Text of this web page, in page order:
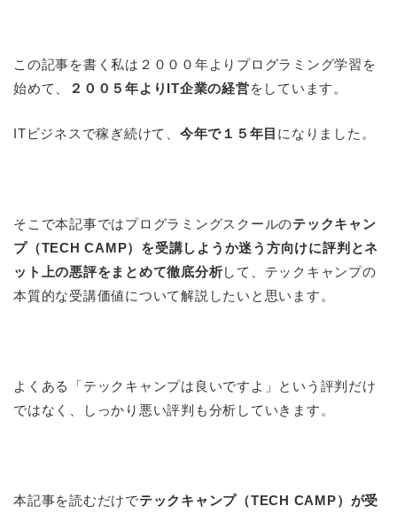
この記事を書く私は２０００年よりプログラミング学習を
始めて、
２００５年よりIT企業の経営をしています。
ITビジネスで稼ぎ続けて、 今年で１５年目 になりました。
そこで本記事ではプログラミングスクールのテックキャン
プ（TECH CAMP）を受講しようか迷う方向けに評判とネ
ット上の悪評をまとめて徹底分析して、テックキャンプの
本質的な受講価値について解説したいと思います。
よくある「テックキャンプは良いですよ」という評判だけ
ではなく、しっかり悪い評判も分析していきます。
本記事を読むだけでテックキャンプ（TECH CAMP）が受